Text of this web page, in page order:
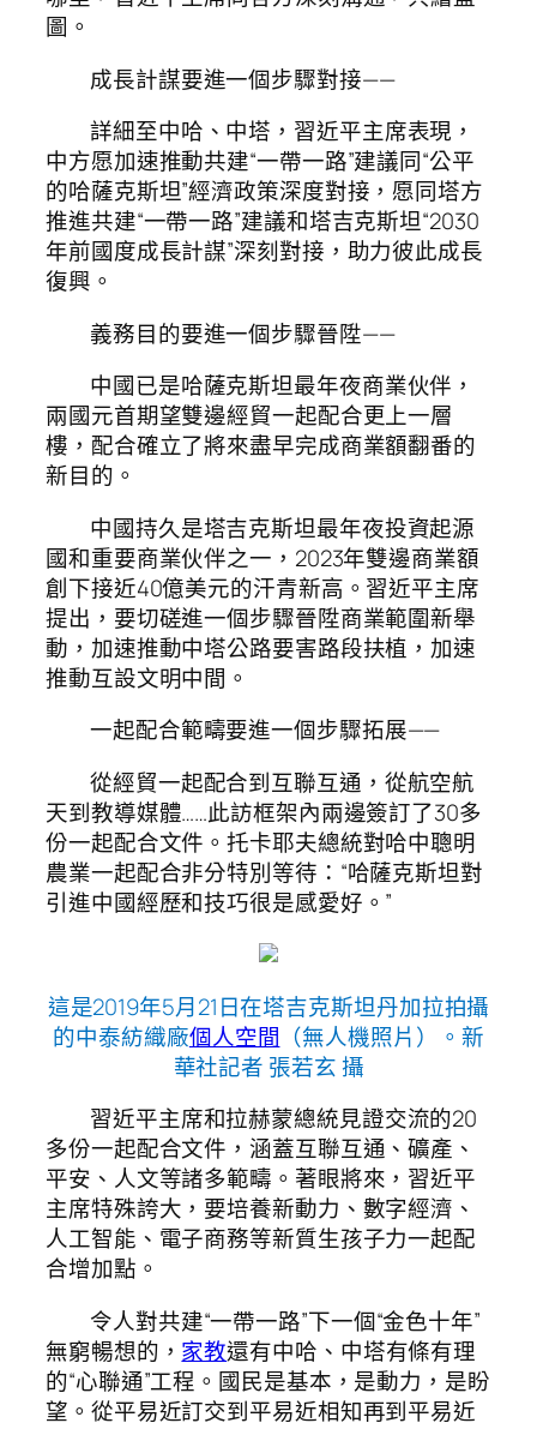
圖。
成長計謀要進一個步驟對接——
詳細至中哈、中塔，習近平主席表現，
中方愿加速推動共建“一帶一路”建議同“公平
的哈薩克斯坦”經濟政策深度對接，愿同塔方
推進共建“一帶一路”建議和塔吉克斯坦“2030
年前國度成長計謀”深刻對接，助力彼此成長
復興。
義務目的要進一個步驟晉陞——
中國已是哈薩克斯坦最年夜商業伙伴，
兩國元首期望雙邊經貿一起配合更上一層
樓，配合確立了將來盡早完成商業額翻番的
新目的。
中國持久是塔吉克斯坦最年夜投資起源
國和重要商業伙伴之一，2023年雙邊商業額
創下接近40億美元的汗青新高。習近平主席
提出，要切磋進一個步驟晉陞商業範圍新舉
動，加速推動中塔公路要害路段扶植，加速
推動互設文明中間。
一起配合範疇要進一個步驟拓展——
從經貿一起配合到互聯互通，從航空航
天到教導媒體……此訪框架內兩邊簽訂了30多
份一起配合文件。托卡耶夫總統對哈中聰明
農業一起配合非分特別等待：“哈薩克斯坦對
引進中國經歷和技巧很是感愛好。”
這是2019年5月21日在塔吉克斯坦丹加拉拍攝
的中泰紡織廠個人空間 （無人機照片）。新
華社記者 張若玄 攝
習近平主席和拉赫蒙總統見證交流的20
多份一起配合文件，涵蓋互聯互通、礦產、
平安、人文等諸多範疇。著眼將來，習近平
主席特殊誇大，要培養新動力、數字經濟、
人工智能、電子商務等新質生孩子力一起配
合增加點。
令人對共建“一帶一路”下一個“金色十年”
無窮暢想的， 家教還有中哈、中塔有條有理
的“心聯通”工程。國民是基本，是動力，是盼
望。從平易近訂交到平易近相知再到平易近